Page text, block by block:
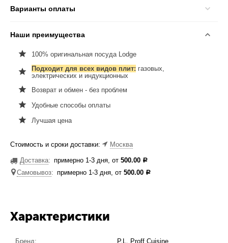
Варианты оплаты
Наши преимущества
100% оригинальная посуда Lodge
Подходит для всех видов плит: газовых,
электрических и индукционных
Возврат и обмен - без проблем
Удобные способы оплаты
Лучшая цена
Стоимость и сроки доставки: Москва
Доставка: примерно 1-3 дня, от500.00 Р
Самовывоз: примерно 1-3 дня, от500.00 Р
Характеристики
Бренд: P.L. Proff Cuisine